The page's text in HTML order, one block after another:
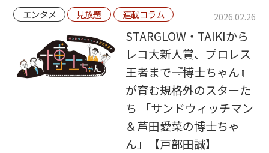
エンタメ 見放題 連載コラム 2026.02.26
STARGLOW・TAIKIから
レコ大新人賞、プロレス
王者まで――『博士ちゃん』
が育む規格外のスターた
ち 「サンドウィッチマン
＆芦田愛菜の博士ちゃ
ん」【戸部田誠】